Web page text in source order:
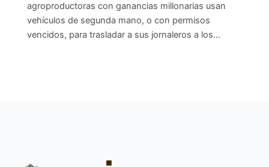
agroproductoras con ganancias millonarias usan
vehículos de segunda mano, o con permisos
vencidos, para trasladar a sus jornaleros a los…